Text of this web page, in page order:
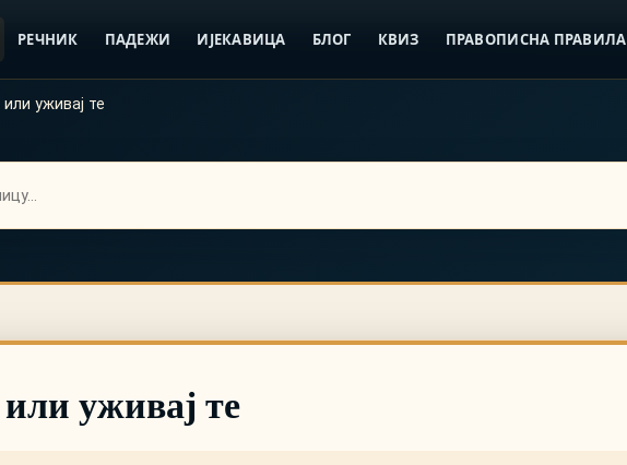
РЕЧНИК ПАДЕЖИ ИЈЕКАВИЦА БЛОГ КВИЗ ПРАВОПИСНА ПРАВИЛА
или уживај те
уживај те